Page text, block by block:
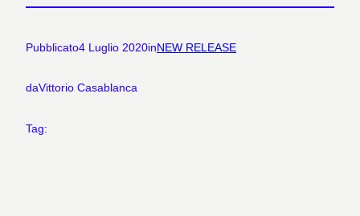
Pubblicato4 Luglio 2020inNEW RELEASE
daVittorio Casablanca
Tag: